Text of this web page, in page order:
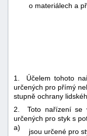
o materiálech a
1. Účelem tohoto
určených pro přímý
stupně ochrany
2. Toto nařízení se
určených pro styk s
a)
jsou určené pro